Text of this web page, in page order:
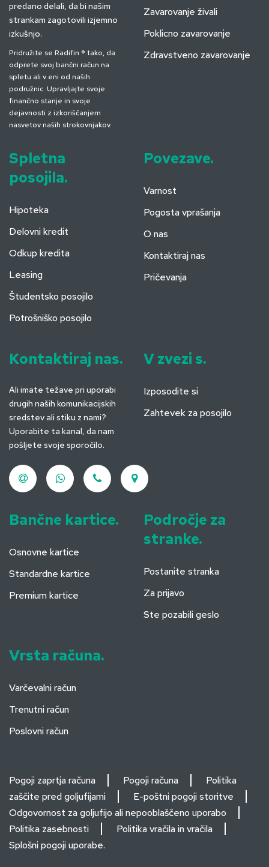
predano delali, da bi našim
strankam zagotovili izjemno
izkušnjo.
Pridružite se Radifin ® tako, da
odprete svoj bančni račun na
spletu ali v eni od naših
podružnic. Upravljajte svoje
finančno stanje in svoje
dejavnosti z izkoriščanjem
nasvetov naših strokovnjakov.
Zavarovanje živali
Poklicno zavarovanje
Zdravstveno zavarovanje
Spletna
posojila.
Hipoteka
Delovni kredit
Odkup kredita
Leasing
Študentsko posojilo
Potrošniško posojilo
Povezave.
Varnost
Pogosta vprašanja
O nas
Kontaktiraj nas
Pričevanja
Kontaktiraj nas.
Ali imate težave pri uporabi
drugih naših komunikacijskih
sredstev ali stiku z nami?
Uporabite ta kanal, da nam
pošljete svoje sporočilo.
V zvezi s.
Izposodite si
Zahtevek za posojilo
Bančne kartice.
Osnovne kartice
Standardne kartice
Premium kartice
Področje za
stranke.
Postanite stranka
Za prijavo
Ste pozabili geslo
Vrsta računa.
Varčevalni račun
Trenutni račun
Poslovni račun
Pogoji zaprtja računa Pogoji računa
Politika
zaščite pred goljufijami
E-poštni pogoji storitve
Odgovornost za goljufijo ali nepooblaščeno uporabo
Politika zasebnosti
Politika vračila in vračila
Splošni pogoji uporabe.